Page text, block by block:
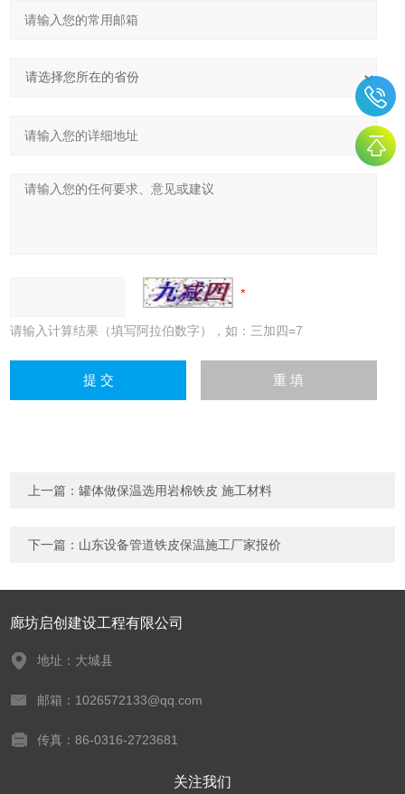
请输入计算结果（填写阿拉伯数字），如：三加四=7
上一篇：罐体做保温选用岩棉铁皮 施工材料
下一篇： 山东设备管道铁皮保温施工厂家报价
廊坊启创建设工程有限公司
地址：大城县
邮箱：1026572133@qq.com
传真：86-0316-2723681
关注我们